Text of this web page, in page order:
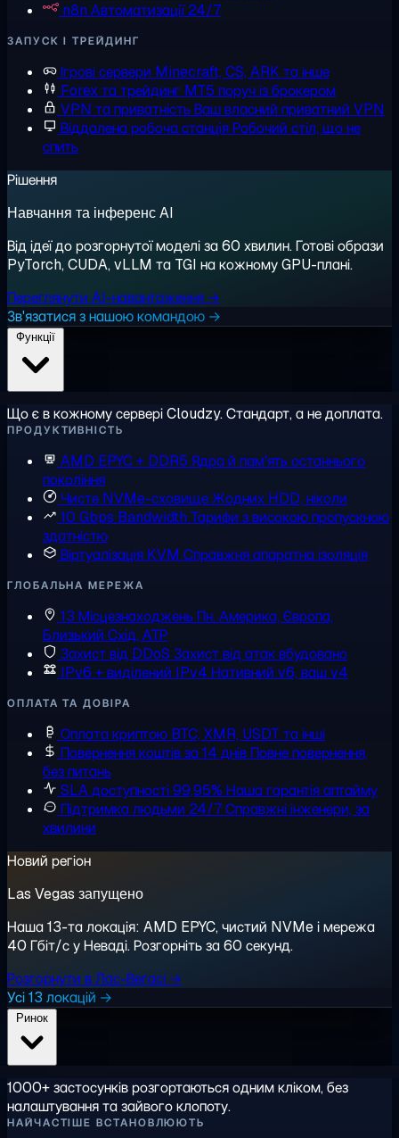
n8n Автоматизації 24/7
ЗАПУСК І ТРЕЙДИНГ
Ігрові сервери Minecraft, CS, ARK та інше
Forex та трейдинг MT5 поруч із брокером
VPN та приватністьВаш власний приватний VPN
Віддалена робоча станціяРобочий стіл, що не
спить
Рішення
Навчання та інференс AI
Від ідеї до розгорнутої моделі за 60 хвилин. Готові образи
PyTorch, CUDA, vLLM та TGI на кожному GPU-плані.
Переглянути AI-навантаження →
Зв'язатися з нашою командою →
Що є в кожному сервері Cloudzy. Стандарт, а не доплата.
ПРОДУКТИВНІСТЬ
AMD EPYC + DDR5 Ядра й пам'ять останнього
покоління
Чисте NVMe-сховищеЖодних HDD, ніколи
10 Gbps Bandwidth Тарифи з високою пропускною
здатністю
Віртуалізація KVM Справжня апаратна ізоляція
ГЛОБАЛЬНА МЕРЕЖА
13 Місцезнаходжень Пн. Америка, Європа,
Близький Схід, АТР
Захист від DDoS Захист від атак вбудовано
IPv6 + виділений IPv4 Нативний v6, ваш v4
ОПЛАТА ТА ДОВІРА
Оплата криптою BTC, XMR, USDT та інші
Повернення коштів за 14 днів Повне повернення,
без питань
SLA доступності 99,95% Наша гарантія аптайму
Підтримка людьми 24/7Справжні інженери, за
хвилини
Новий регіон
Las Vegas запущено
Наша 13-та локація: AMD EPYC, чистий NVMe і мережа
40 Гбіт/с у Неваді. Розгорніть за 60 секунд.
Розгорнути в Лас-Вегасі →
Усі 13 локацій →
1000+ застосунків розгортаються одним кліком, без
налаштування та зайвого клопоту.
НАЙЧАСТІШЕ ВСТАНОВЛЮЮТЬ